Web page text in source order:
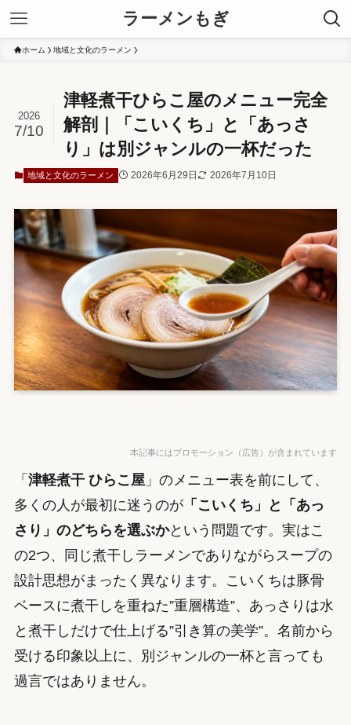
ラーメンもぎ
ホーム 地域と文化のラーメン
津軽煮干ひらこ屋のメニュー完全
解剖｜「こいくち」と「あっさ
り」は別ジャンルの一杯だった
2026
7/10
地域と文化のラーメン 2026年6月29日 2026年7月10日
本記事にはプロモーション（広告）が含まれています
「 津軽煮干 ひらこ屋」のメニュー表を前にして、
多くの人が最初に迷うのが「こいくち」と「あっ
さり」のどちらを選ぶかという問題です。実はこ
の2つ、同じ煮干しラーメンでありながらスープの
設計思想がまったく異なります。こいくちは豚骨
ベースに煮干しを重ねた”重層構造”、あっさりは水
と煮干しだけで仕上げる”引き算の美学”。名前から
受ける印象以上に、別ジャンルの一杯と言っても
過言ではありません。